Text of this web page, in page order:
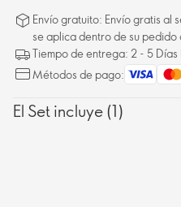
Envío gratuito: Envío gratis al
se aplica dentro de su pedido
Tiempo de entrega: 2 - 5 Días
Métodos de pago:
El Set incluye (1)